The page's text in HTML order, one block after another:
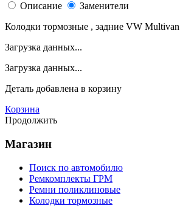
Описание
Заменители
Колодки тормозные , задние VW Multivan
Загрузка данных...
Загрузка данных...
Деталь добавлена в корзину
Корзина
Продолжить
Магазин
Поиск по автомобилю
Ремкомплекты ГРМ
Ремни поликлиновые
Колодки тормозные